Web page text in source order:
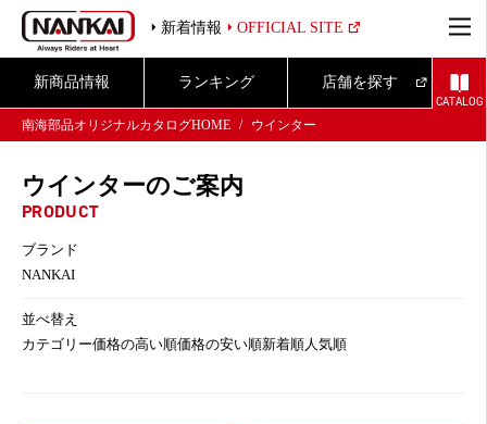
新着情報 OFFICIAL SITE
新商品情報 ランキング 店舗を探す
CATALOG
南海部品オリジナルカタログHOME
ウインター
ウインターのご案内
PRODUCT
ブランド
NANKAI
並べ替え
カテゴリー価格の高い順価格の安い順新着順人気順